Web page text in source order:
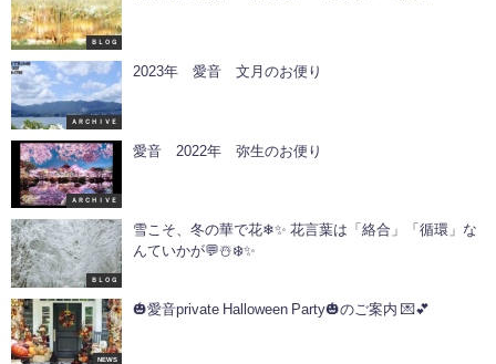
ＢＬＯＧ
ＡＲＣＨＩＶＥ
2023年 愛音 文月のお便り
ＡＲＣＨＩＶＥ
愛音 2022年 弥生のお便り
ＢＬＯＧ
雪こそ、冬の華で花❄✨ 花言葉は「絡合」「循環」な
んていかが💬☃️❄️✨
NEWS
🎃愛音private Halloween Party🎃のご案内 💌💕